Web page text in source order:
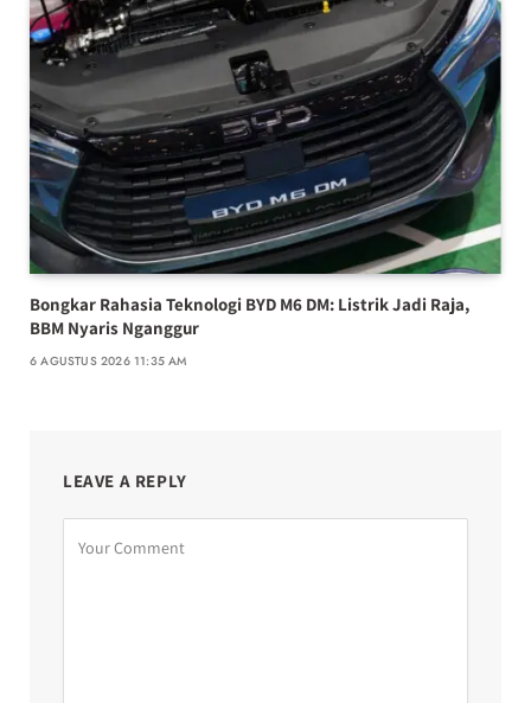
Bongkar Rahasia Teknologi BYD M6 DM: Listrik Jadi Raja,
BBM Nyaris Nganggur
6 AGUSTUS 2026 11:35 AM
LEAVE A REPLY